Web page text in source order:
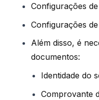
Configurações
Configurações
Além disso, é
documentos:
Identidade do
Comprovante